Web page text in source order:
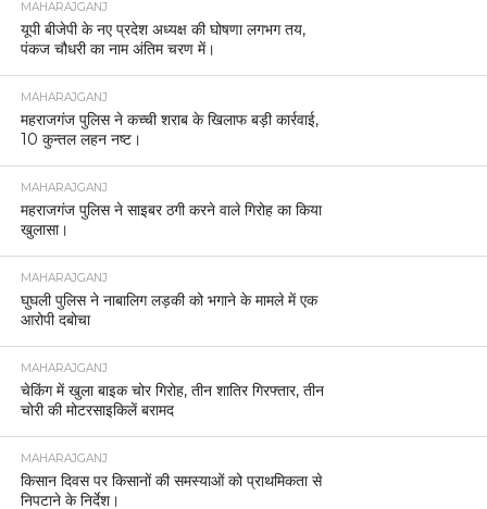
MAHARAJGANJ
यूपी बीजेपी के नए प्रदेश अध्यक्ष की घोषणा लगभग तय,
पंकज चौधरी का नाम अंतिम चरण में।
MAHARAJGANJ
महराजगंज पुलिस ने कच्ची शराब के खिलाफ बड़ी कार्रवाई,
10 कुन्तल लहन नष्ट।
MAHARAJGANJ
महराजगंज पुलिस ने साइबर ठगी करने वाले गिरोह का किया
खुलासा।
MAHARAJGANJ
घुघली पुलिस ने नाबालिग लड़की को भगाने के मामले में एक
आरोपी दबोचा
MAHARAJGANJ
चेकिंग में खुला बाइक चोर गिरोह, तीन शातिर गिरफ्तार, तीन
चोरी की मोटरसाइकिलें बरामद
MAHARAJGANJ
किसान दिवस पर किसानों की समस्याओं को प्राथमिकता से
निपटाने के निर्देश।